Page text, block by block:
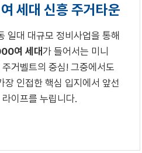
세대 신흥 주거타운
일대 대규모 정비사업을 통해
여 세대가 들어서는 미니
거벨트의 중심! 그중에서도
장 인접한 핵심 입지에서 앞선
라이프를 누립니다.